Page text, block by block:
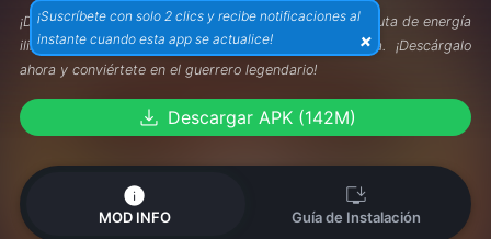
¡Suscríbete con solo 2 clics y recibe notificaciones al
instante cuando esta app se actualice!
×
¡Desata tu poder enStickman Legends MOD APK! Disfruta de energía
ilimitada, habilidades épicas y domina cada batalla. ¡Descárgalo
ahora y conviértete en el guerrero legendario!
download Descargar APK (142M)
info
MOD INFO
install_desktop
Guía de Instalación